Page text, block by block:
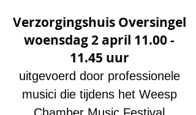
Verzorgingshuis Oversingel
woensdag 2 april 11.00 -
11.45 uur
uitgevoerd door professionele
musici die tijdens het Weesp